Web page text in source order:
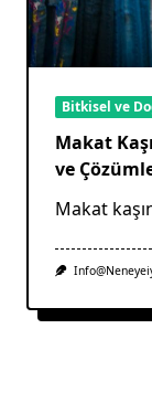
Bitkisel ve
Makat
ve
Makat